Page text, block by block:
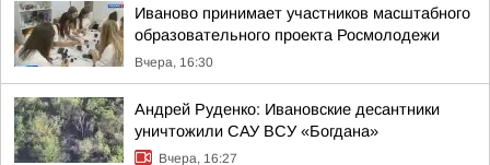
Иваново принимает участников масштабного
образовательного проекта Росмолодежи
Вчера, 16:30
Андрей Руденко: Ивановские десантники
уничтожили САУ ВСУ «Богдана»
Вчера, 16:27